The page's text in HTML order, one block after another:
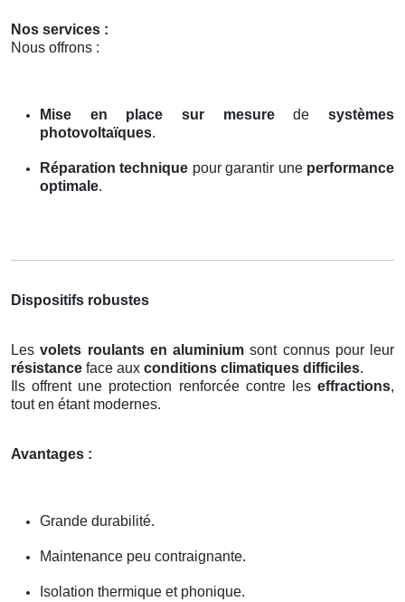
Nos services :
Nous offrons :
Mise en place sur mesuredesystèmes
photovoltaïques.
Réparation technique pour garantir une performance
optimale.
Dispositifs robustes
Lesvolets roulants en aluminium sont connus pour leur
résistance face aux conditions climatiques difficiles.
Ils offrent une protection renforcée contre les effractions,
tout en étant modernes.
Avantages :
Grande durabilité.
Maintenance peu contraignante.
Isolation thermique et phonique.